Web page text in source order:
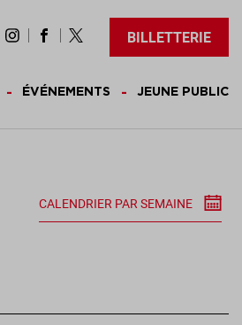
BILLETTERIE
ÉVÉNEMENTS JEUNE PUBLIC
14/08 SAM. 15/08
CALENDRIER PAR SEMAINE